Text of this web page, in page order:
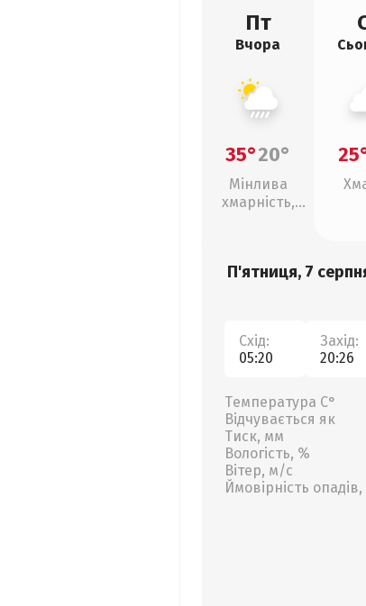
Пт
Вчора
35°20°
Мінлива
хмарність,
П'ятниця, 7
Схід:
05:20
Захід:
20:26
Температура С°
Відчувається як
Тиск, мм
Вологість, %
Вітер, м/с
Ймовірність опадів,